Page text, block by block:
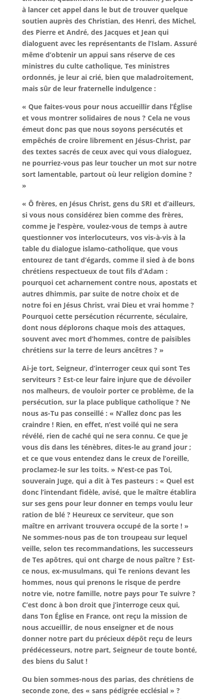
à lancer cet appel dans le but de trouver quelque
soutien auprès des Christian, des Henri, des Michel,
des Pierre et André, des Jacques et Jean qui
dialoguent avec les représentants de l’Islam. Assuré
même d’obtenir un appui sans réserve de ces
ministres du culte catholique, Tes ministres
ordonnés, je leur ai crié, bien que maladroitement,
mais sûr de leur fraternelle indulgence :
« Que faites-vous pour nous accueillir dans l’Église
et vous montrer solidaires de nous ? Cela ne vous
émeut donc pas que nous soyons persécutés et
empêchés de croire librement en Jésus-Christ, par
des textes sacrés de ceux avec qui vous dialoguez,
ne pourriez-vous pas leur toucher un mot sur notre
sort lamentable, partout où leur religion domine ?
»
« Ô frères, en Jésus Christ, gens du SRI et d’ailleurs,
si vous nous considérez bien comme des frères,
comme je l’espère, voulez-vous de temps à autre
questionner vos interlocuteurs, vos vis-à-vis à la
table du dialogue islamo-catholique, que vous
entourez de tant d’égards, comme il sied à de bons
chrétiens respectueux de tout fils d’Adam :
pourquoi cet acharnement contre nous, apostats et
autres dhimmis, par suite de notre choix et de
notre foi en Jésus Christ, vrai Dieu et vrai homme ?
Pourquoi cette persécution récurrente, séculaire,
dont nous déplorons chaque mois des attaques,
souvent avec mort d’hommes, contre de paisibles
chrétiens sur la terre de leurs ancêtres ? »
Ai-je tort, Seigneur, d’interroger ceux qui sont Tes
serviteurs ? Est-ce leur faire injure que de dévoiler
nos malheurs, de vouloir porter ce problème, de la
persécution, sur la place publique catholique ? Ne
nous as-Tu pas conseillé : « N’allez donc pas les
craindre ! Rien, en effet, n’est voilé qui ne sera
révélé, rien de caché qui ne sera connu. Ce que je
vous dis dans les ténèbres, dites-le au grand jour ;
et ce que vous entendez dans le creux de l’oreille,
proclamez-le sur les toits. » N’est-ce pas Toi,
souverain Juge, qui a dit à Tes pasteurs : « Quel est
donc l’intendant fidèle, avisé, que le maître établira
sur ses gens pour leur donner en temps voulu leur
ration de blé ? Heureux ce serviteur, que son
maître en arrivant trouvera occupé de la sorte ! »
Ne sommes-nous pas de ton troupeau sur lequel
veille, selon tes recommandations, les successeurs
de Tes apôtres, qui ont charge de nous paître ? Est-
ce nous, ex-musulmans, qui Te renions devant les
hommes, nous qui prenons le risque de perdre
notre vie, notre famille, notre pays pour Te suivre ?
C’est donc à bon droit que j’interroge ceux qui,
dans Ton Église en France, ont reçu la mission de
nous accueillir, de nous enseigner et de nous
donner notre part du précieux dépôt reçu de leurs
prédécesseurs, notre part, Seigneur de toute bonté,
des biens du Salut !
Ou bien sommes-nous des parias, des chrétiens de
seconde zone, des « sans pédigrée ecclésial » ?